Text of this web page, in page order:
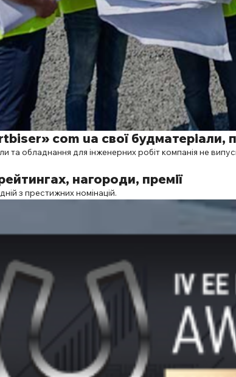
com ua свої будматеріали,
та обладнання для інженерних робіт компанія не
нагороди, премії
з престижних номінацій.